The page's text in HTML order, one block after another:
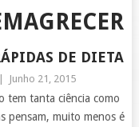
DE DIETA
Junho 21, 2015
tem tanta ciência como
pensam, muito menos é